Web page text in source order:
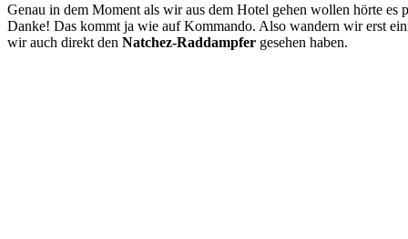
Genau in dem Moment als wir aus dem Hotel gehen wollen hörte es
Danke! Das kommt ja wie auf Kommando. Also wandern wir erst
wir auch direkt den Natchez-Raddampfer gesehen haben.